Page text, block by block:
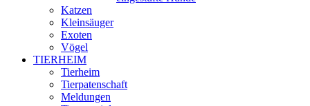
Katzen
Kleinsäuger
Exoten
Vögel
TIERHEIM
Tierheim
Tierpatenschaft
Meldungen